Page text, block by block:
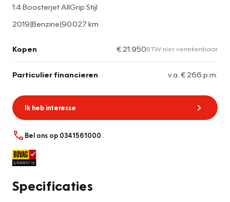
1.4 Boosterjet AllGrip Stijl
2019|Benzine|90.027 km
Kopen € 21.950BTW niet verrekenbaar
Particulier financieren v.a. € 266 p.m.
Ik heb interesse
Bel ons op 0341561000
Specificaties